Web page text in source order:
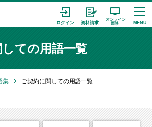
ての用語一覧
集 ご契約に関しての用語一覧